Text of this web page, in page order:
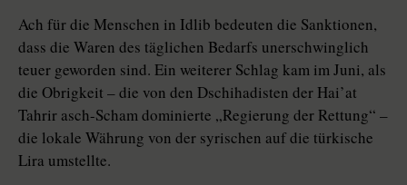
Ach für die Menschen in Idlib bedeuten die Sanktionen,
dass die Waren des täglichen Bedarfs unerschwinglich
teuer geworden sind. Ein weiterer Schlag kam im Juni, als
die Obrigkeit – die von den Dschihadisten der Hai’at
Tahrir asch-Scham dominierte „Regierung der Rettung“ –
die lokale Währung von der syrischen auf die türkische
Lira umstellte.